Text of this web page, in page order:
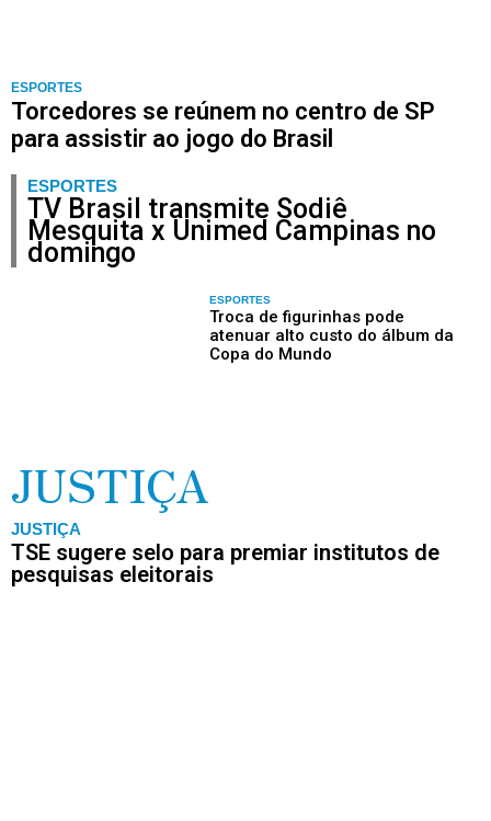
ESPORTES
Torcedores se reúnem no centro de SP
para assistir ao jogo do Brasil
ESPORTES
TV Brasil transmite Sodiê
Mesquita x Unimed Campinas no
domingo
ESPORTES
Troca de figurinhas pode
atenuar alto custo do álbum da
Copa do Mundo
JUSTIÇA
JUSTIÇA
TSE sugere selo para premiar institutos de
pesquisas eleitorais